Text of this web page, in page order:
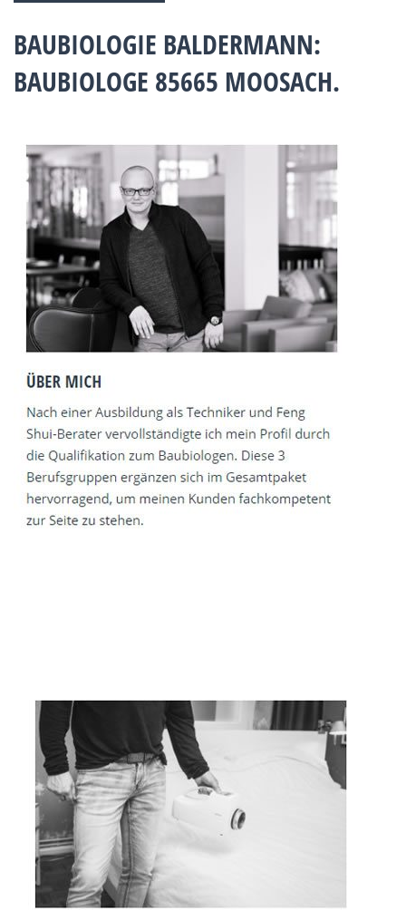
BAUBIOLOGIE BALDERMANN:
BAUBIOLOGE 85665 MOOSACH.